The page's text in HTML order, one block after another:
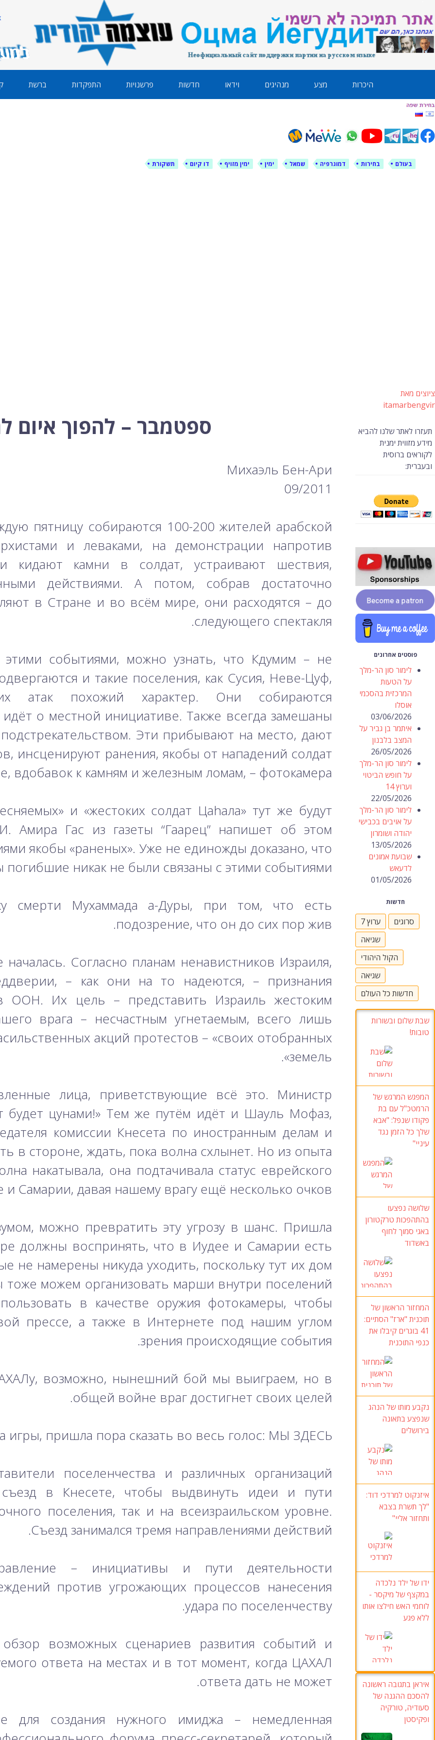
לימין עוצמה יהודית
היכרות מצע מנהיגים וידאו חדשות פרשנויות התפקדות ברשת
בעולם בחירות דמוגרפיה שמאל ימין ימין מזויף דו קיום תשקורת
ספטמבר – להפוך איום
Михаэль Бен-Ари
09/2011
пятницу собираются 100-200 жителей арабской
и леваками, на демонстрации напротив
кидают камни в солдат, устраивают шествия,
действиями. А потом, собрав достаточно
в Стране и во всём мире, они расходятся – до
следующего спектакля.
этими событиями, можно узнать, что Кдумим – не
и такие поселения, как Сусия, Неве-Цуф,
похожий характер. Они собираются
о местной инициативе. Также всегда замешаны
Эти прибывают на место, дают
инсценируют ранения, якобы от нападений солдат
вдобавок к камням и железным ломам, – фотокамера.
и «жестоких солдат Цаhала» тут же будут
Амира Гас из газеты “Гаарец” напишет об этом
якобы «раненых». Уже не единожды доказано, что
погибшие никак не были связаны с этими событиями.
смерти Мухаммада а-Дуры, при том, что есть
подозрение, что он до сих пор жив.
Согласно планам ненавистников Израиля,
– как они на то надеются, – признания
в ООН. Их цель – представить Израиль жестоким
врага – несчастным угнетаемым, всего лишь
акций протестов – «своих отобранных
земель».
лица, приветствующие всё это. Министр
будет цунами!» Тем же путём идёт и Шауль Мофаз,
комиссии Кнесета по иностранным делам и
в стороне, ждать, пока волна схлынет. Но из опыта
накатывала, она подтачивала статус еврейского
и Самарии, давая нашему врагу ещё несколько очков.
можно превратить эту угрозу в шанс. Пришла
должны воспринять, что в Иудее и Самарии есть
не намерены никуда уходить, поскольку тут их дом
можем организовать марши внутри поселений
в качестве оружия фотокамеры, чтобы
прессе, а также в Интернете под нашим углом
зрения происходящие события.
возможно, нынешний бой мы выиграем, но в
общей войне враг достигнет своих целей.
пришла пора сказать во весь голос: МЫ ЗДЕСЬ!
поселенчества и различных организаций
в Кнесете, чтобы выдвинуть идеи и пути
поселения, так и на всеизраильском уровне.
Съезд занимался тремя направлениями действий.
– инициативы и пути деятельности
против угрожающих процессов нанесения
удара по поселенчеству.
возможных сценариев развития событий и
ответа на местах и в тот момент, когда ЦАХАЛ
ответа дать не может.
для создания нужного имиджа – немедленная
ציוצים מאת
itamarbengvir
תעזרו לאתר שלנו להביא
מידע מזווית ימנית
לקוראים ברוסית
ובעברית:
פוסטים אחרונים
לימור סון הר-מלך
על הטעות
המרכזית בהסכמי
אוסלו
03/06/2026
איתמר בן גביר על
המצב בלבנון
26/05/2026
לימור סון הר-מלך
על חופש הביטוי
וערוץ 14
22/05/2026
לימור סון הר-מלך
על אויבים בכבישי
יהודה ושומרון
13/05/2026
שבועת אמונים
לדעאש
01/05/2026
חדשות
ערוץ 7
סרוגים
שגיאה
הקול היהודי
שגיאה
חדשות כל העולם
שבת שלום ובשורות
טובות!
המפגש המרגש של
הרמטכ"ל עם בת
פקודו שנפל: "אבא
שלך כל הזמן נגד
עיניי"
שלושה נפצעו
בהתהפכות טרקטורון
באגי סמוך לחוף
באשדוד
המחזור הראשון של
תוכנית "ארז" הסתיים:
41 בוגרים קיבלו את
כנפי התוכנית
נקבע מותו של הנהג
שנפצע בתאונה
בירושלים
איזנקוט למרדכי דוד:
"לך תשרת בצבא
ותחזור אליי"
ידו של ילד נלכדה
במקצף של מיקסר -
לוחמי האש חילצו אותו
ללא פגע
איראן בתגובה ראשונה
להסכם ההגנה של
סעודיה, טורקיה
ופקיסטן